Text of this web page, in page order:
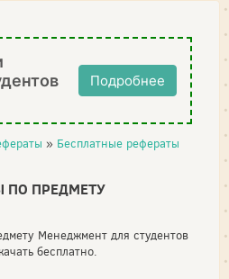
Подробнее
» Бесплатные рефераты
ПО ПРЕДМЕТУ
Менеджмент для студентов
бесплатно.